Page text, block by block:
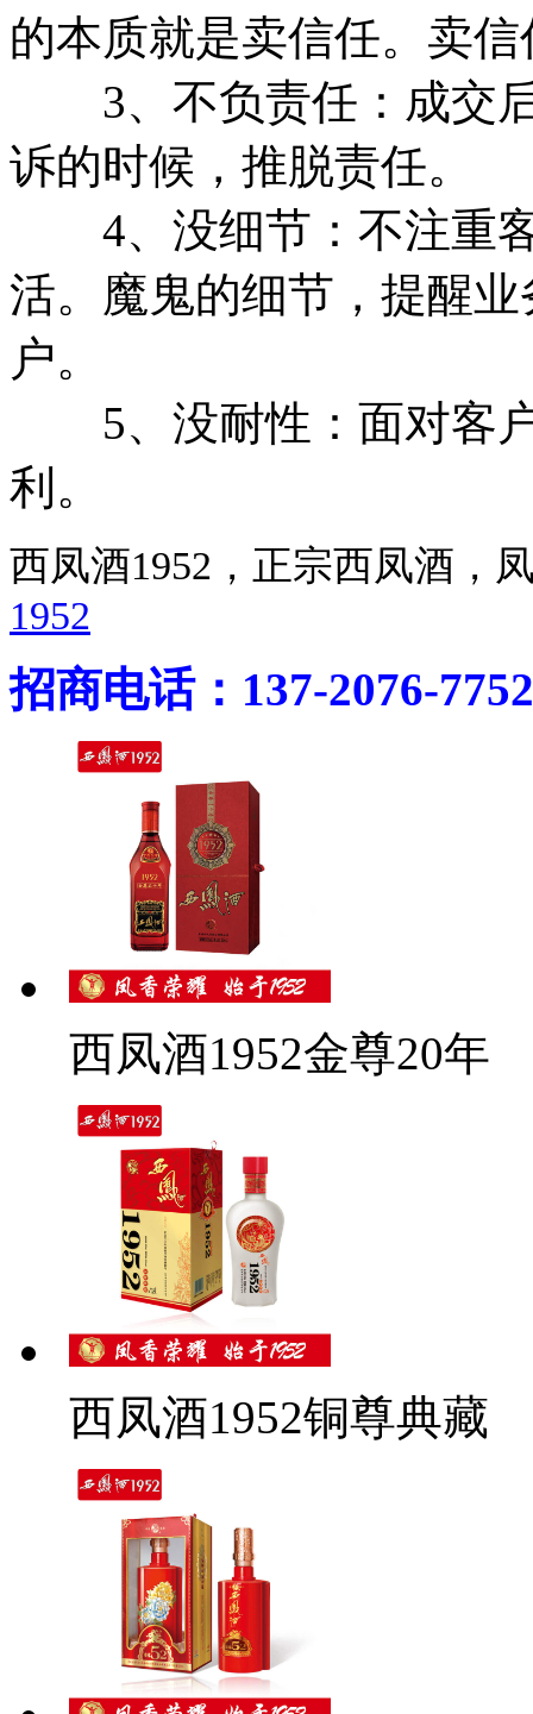
的本质就是卖信任。卖
3、不负责任：成交后
诉的时候，推脱责任。
4、没细节：不注重客
活。魔鬼的细节，提醒
户。
5、没耐性：面对客户
利。
西凤酒1952，正宗西凤酒
1952
招商电话：137-2076-7752
西凤酒1952金尊20年
西凤酒1952铜尊典藏